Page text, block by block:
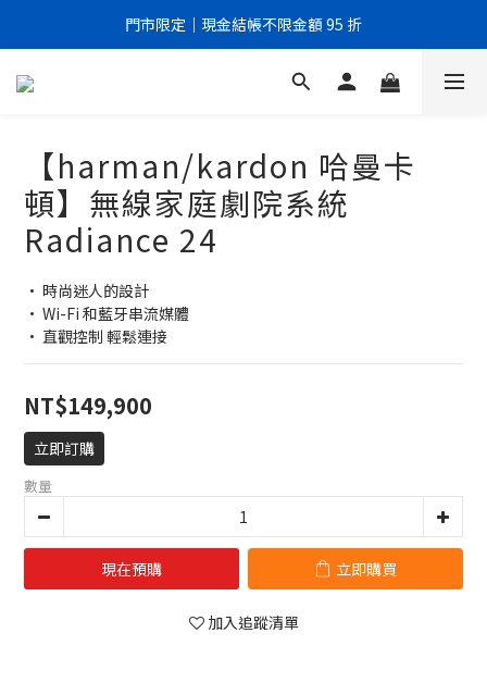
門市限定｜現金結帳不限金額 95 折
門市限定｜現金結帳不限金額 95 折
全館滿999元即享免運優惠！
【harman/kardon 哈曼卡
頓】無線家庭劇院系統
Radiance 24
• 時尚迷人的設計
• Wi-Fi 和藍牙串流媒體
• 直觀控制 輕鬆連接
NT$149,900
立即訂購
數量
現在預購 立即購買
加入追蹤清單